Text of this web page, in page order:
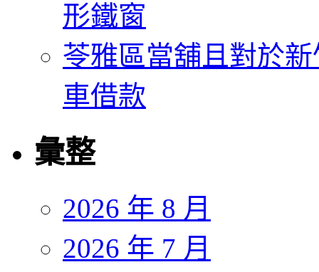
形鐵窗
苓雅區當舖且對於
車借款
彙整
2026 年 8 月
2026 年 7 月